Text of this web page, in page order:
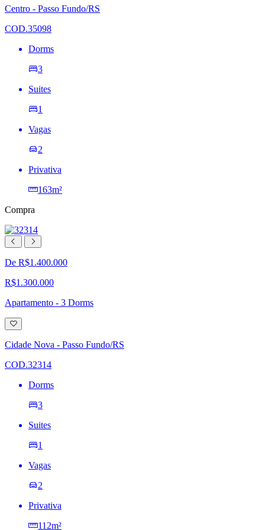
lista
de
Centro - Passo Fundo/RS
COD.35098
Dorms
3
Suites
1
Vagas
2
Privativa
163m²
Compra
De R$1.400.000
R$1.300.000
Apartamento - 3 Dorms
Adicionar
à
lista
de
Cidade Nova - Passo Fundo/RS
COD.32314
Dorms
3
Suites
1
Vagas
2
Privativa
112m²